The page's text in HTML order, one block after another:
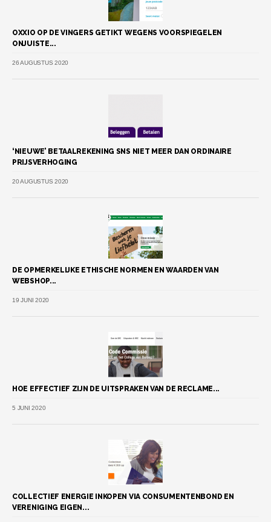
OXXIO OP DE VINGERS GETIKT WEGENS VOORSPIEGELEN
ONJUISTE...
26 AUGUSTUS 2020
‘NIEUWE’ BETAALREKENING SNS NIET MEER DAN ORDINAIRE
PRIJSVERHOGING
20 AUGUSTUS 2020
DE OPMERKELIJKE ETHISCHE NORMEN EN WAARDEN VAN
WEBSHOP...
19 JUNI 2020
HOE EFFECTIEF ZIJN DE UITSPRAKEN VAN DE RECLAME...
5 JUNI 2020
COLLECTIEF ENERGIE INKOPEN VIA CONSUMENTENBOND EN
VERENIGING EIGEN...